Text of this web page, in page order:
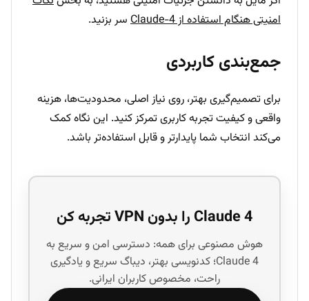
امنیتی هنگام استفاده از Claude-4
سر بزنید.
جمع‌بندی کاربردی
برای تصمیم‌گیری بهتر، روی نیاز اصلی، محدودیت‌ها، هزینه
واقعی و کیفیت تجربه کاربری تمرکز کنید. این نگاه کمک
می‌کند انتخاب شما پایدارتر و قابل استفاده‌تر باشد.
Claude 4 را بدون VPN تجربه کن
هوش مصنوعی برای همه: دسترسی امن و سریع به
Claude 4؛ کدنویسی بهتر، دیباگ سریع و یادگیری
راحت، مخصوص کاربران ایرانی.